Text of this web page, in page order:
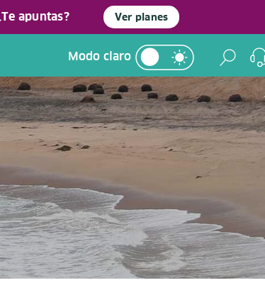
apuntas? Ver planes
Modo claro